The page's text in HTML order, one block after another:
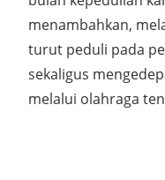
menambahkan,
turut peduli pada
sekaligus
melalui olahraga